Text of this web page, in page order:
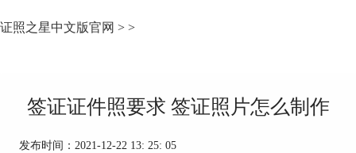
证照之星中文版官网 > >
签证证件照要求 签证照片怎么制作
发布时间：2021-12-22 13: 25: 05